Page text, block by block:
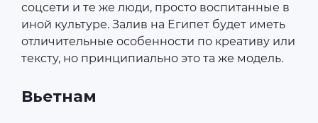
соцсети и те же люди, просто воспитанные в
иной культуре. Залив на Египет будет иметь
отличительные особенности по креативу или
тексту, но принципиально это та же модель.
Вьетнам